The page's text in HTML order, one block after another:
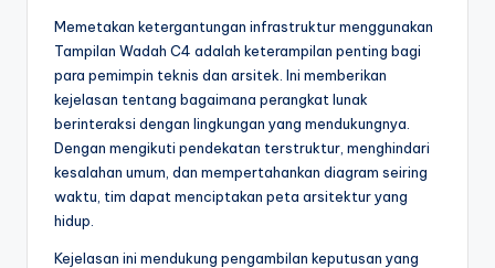
Memetakan ketergantungan infrastruktur menggunakan
Tampilan Wadah C4 adalah keterampilan penting bagi
para pemimpin teknis dan arsitek. Ini memberikan
kejelasan tentang bagaimana perangkat lunak
berinteraksi dengan lingkungan yang mendukungnya.
Dengan mengikuti pendekatan terstruktur, menghindari
kesalahan umum, dan mempertahankan diagram seiring
waktu, tim dapat menciptakan peta arsitektur yang
hidup.
Kejelasan ini mendukung pengambilan keputusan yang